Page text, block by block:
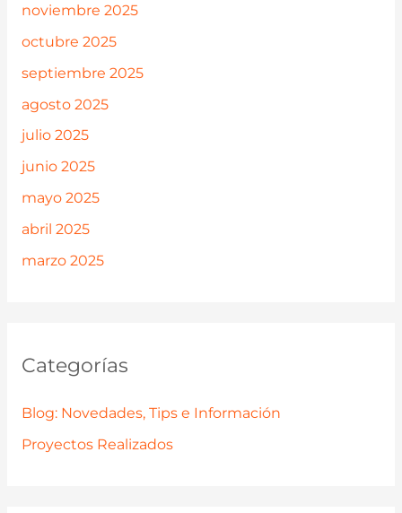
noviembre 2025
octubre 2025
septiembre 2025
agosto 2025
julio 2025
junio 2025
mayo 2025
abril 2025
marzo 2025
Categorías
Blog: Novedades, Tips e Información
Proyectos Realizados